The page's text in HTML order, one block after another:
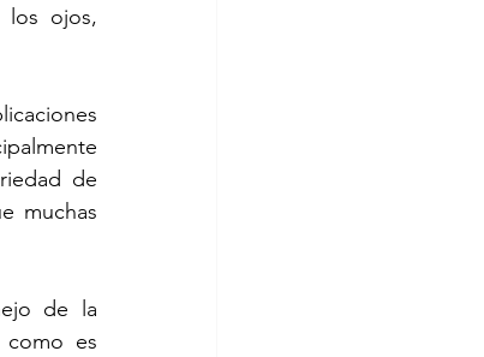
los ojos,
de
muchas
de la
es